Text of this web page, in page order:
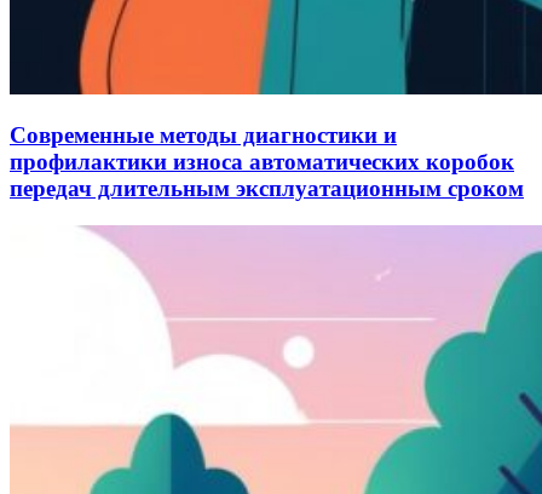
Современные методы диагностики и
профилактики износа автоматических коробок
передач длительным эксплуатационным сроком